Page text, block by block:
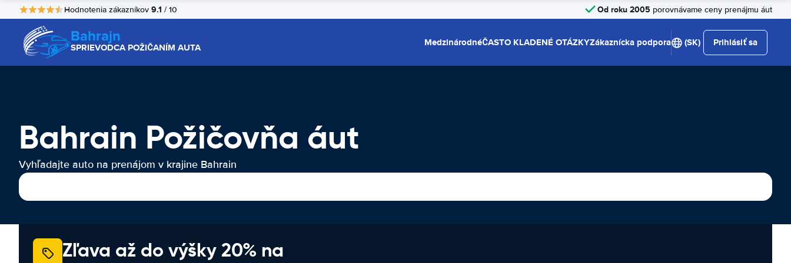
Hodnotenia zákazníkov 9.1 / 10 Od roku 2005 porovnávame ceny prenájmu áut
Bahrajn
SPRIEVODCA POŽIČANÍM AUTA MedzinárodnéČASTO KLADENÉ OTÁZKYZákaznícka podpora (SK) Prihlásiť sa
Bahrain Požičovňa áut
Vyhľadajte auto na prenájom v krajine Bahrain
Zľava až do výšky 20% na